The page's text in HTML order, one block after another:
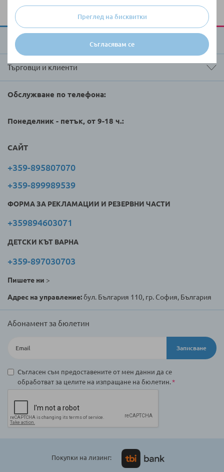
Съгласявам се
Преглед на бисквитки
За Raya Toys
Търговци и клиенти
Обслужване по телефона:
Понеделник - петък, от 9-18 ч.:
САЙТ
+359-895807070
+359-899989539
ФОРМА ЗА РЕКЛАМАЦИИ И РЕЗЕРВНИ ЧАСТИ
+359894603071
ДЕТСКИ КЪТ ВАРНА
+359-897030703
Пишете ни >
Адрес на управление:бул. България 110, гр. София, България
Абонамент за бюлетин
Записване
Съгласен съм предоставените от мен данни да се
обработват за целите на изпращане на бюлетин.
Покупки на лизинг: